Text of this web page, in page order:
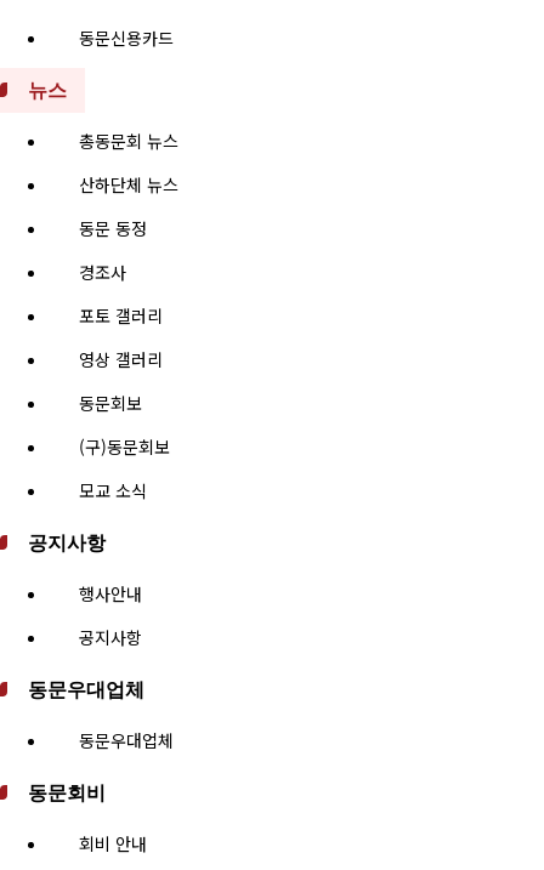
동문신용카드
뉴스
총동문회 뉴스
산하단체 뉴스
동문 동정
경조사
포토 갤러리
영상 갤러리
동문회보
(구)동문회보
모교 소식
공지사항
행사안내
공지사항
동문우대업체
동문우대업체
동문회비
회비 안내